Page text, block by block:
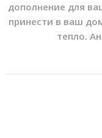
дополнение для
принести в ваш
тепло.